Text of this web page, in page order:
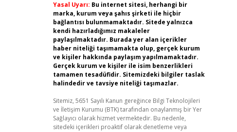
Yasal Uyarı: Bu internet sitesi, herhangi bir
marka, kurum veya şahıs şirketi ile hiçbir
bağlantısı bulunmamaktadır. Sitede yalnızca
kendi hazırladığımız makaleler
paylaşılmaktadır. Burada yer alan içerikler
haber niteliği taşımamakta olup, gerçek kurum
ve kişiler hakkında paylaşım yapılmamaktadır.
Gerçek kurum ve kişiler ile isim benzerlikleri
tamamen tesadüfidir. Sitemizdeki bilgiler taslak
halindedir ve tavsiye niteliği taşımazlar.
Sitemiz, 5651 Sayılı Kanun gereğince Bilgi Teknolojileri
ve İletişim Kurumu (BTK) tarafından onaylanmış bir Yer
Sağlayıcı olarak hizmet vermektedir. Bu nedenle,
sitedeki içerikleri proaktif olarak denetleme veya